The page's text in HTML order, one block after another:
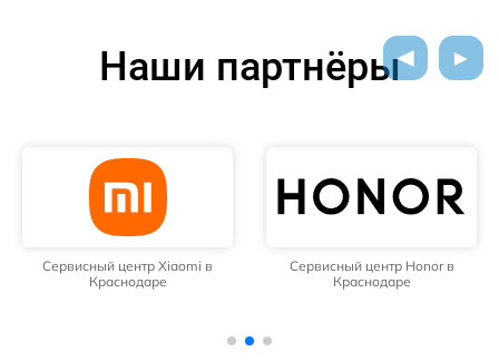
Наши партнёры
Сервисный центр Xiaomi в
Краснодаре
Сервисный центр Honor в
Краснодаре